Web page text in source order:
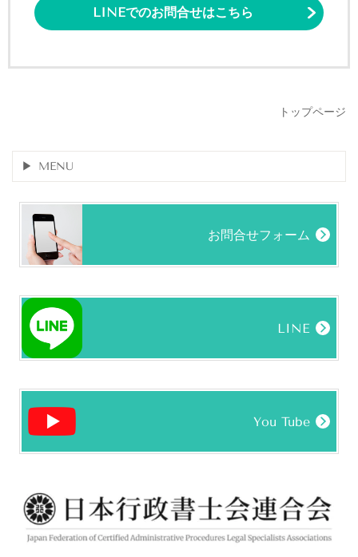
LINEでのお問合せはこちら
トップページ
MENU
お問合せフォーム
LINE
You Tube